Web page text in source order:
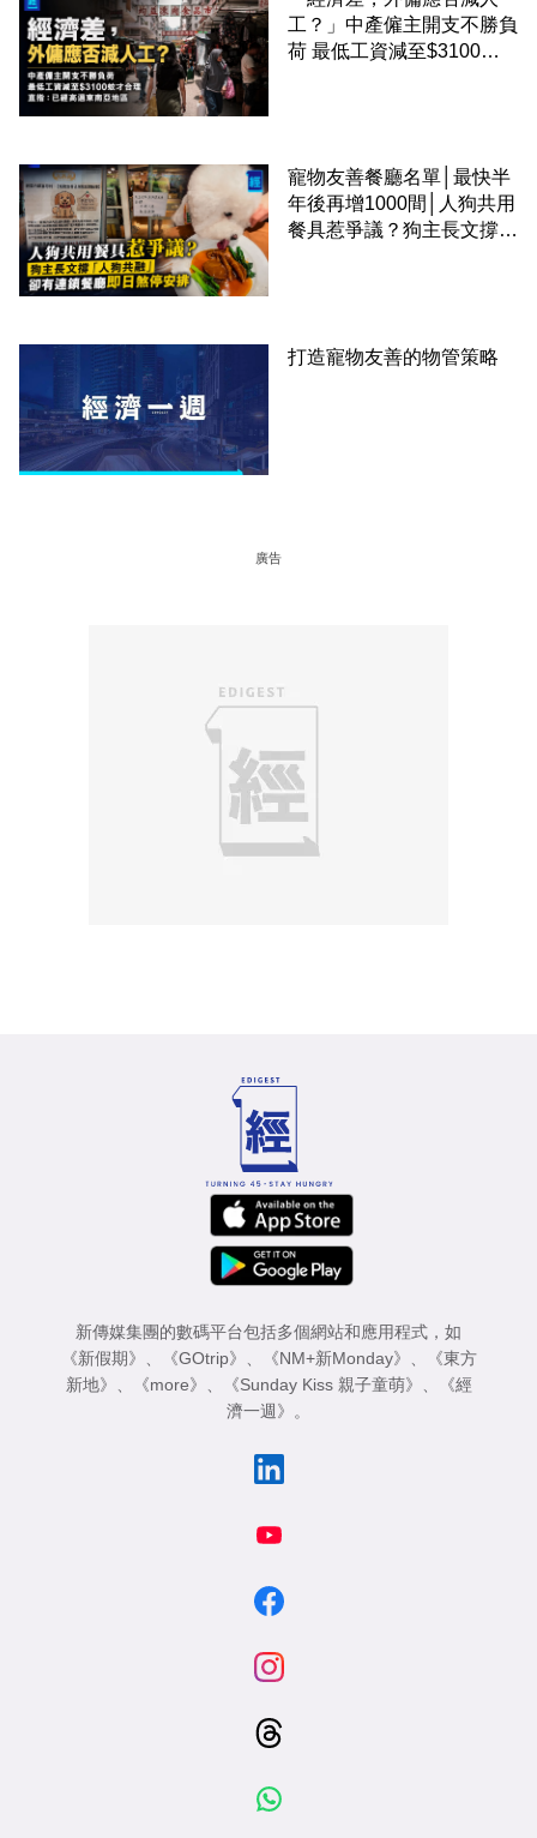
工？」中產僱主開支不勝負
荷 最低工資減至$3100蚊
寵物友善餐廳名單│最快半
年後再增1000間│人狗共用
餐具惹爭議？狗主長文撐
打造寵物友善的物管策略
廣告
新傳媒集團的數碼平台包括多個網站和應用程式，如
《新假期》
《GOtrip》 《NM+新Monday》
《東方
新地》
《more》 《Sunday Kiss 親子童萌》
《經
濟一週》
。